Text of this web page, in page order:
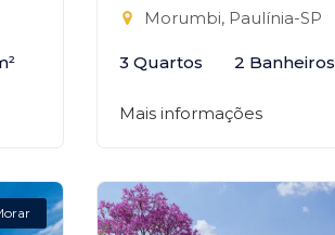
Morumbi, Paulínia-SP
3 Quartos 2 Banheiros
Mais informações